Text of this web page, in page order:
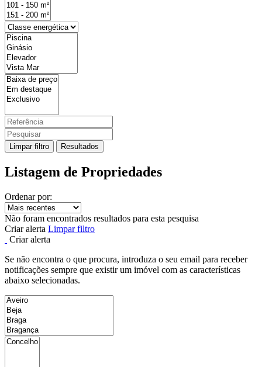
Limpar filtro Resultados
Listagem de Propriedades
Ordenar por:
Não foram encontrados resultados para esta pesquisa
Criar alerta Limpar filtro
Criar alerta
Se não encontra o que procura, introduza o seu email para receber
notificações sempre que existir um imóvel com as características
abaixo selecionadas.